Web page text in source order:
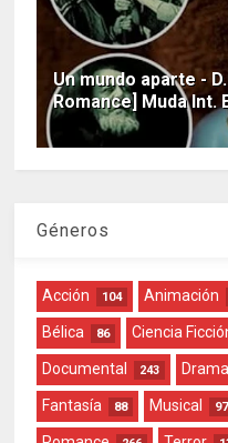
Un mundo aparte -
Romance] Muda Int.
Géneros
Acción 104 Animación
Bélica 86 Ciencia
Documental 243 Drama
Fantasía 88 Musical 97